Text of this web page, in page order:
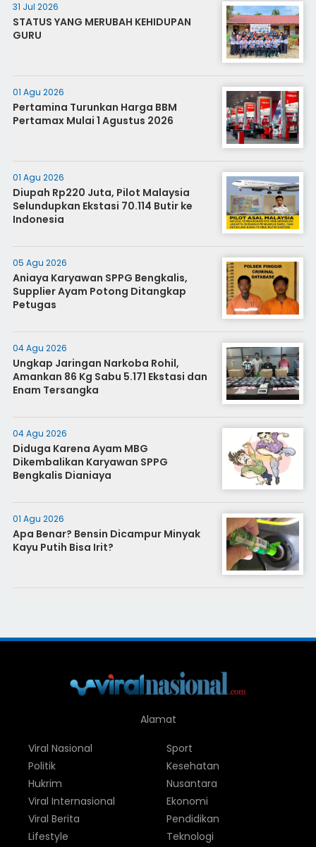
31 Jul 2026
STATUS YANG MERUBAH KEHIDUPAN
GURU
01 Agu 2026
Pertamina Turunkan Harga BBM
Pertamax Mulai 1 Agustus 2026
01 Agu 2026
Diupah Rp220 Juta, Pilot Malaysia
Selundupkan Ekstasi 70.114 Butir ke
Indonesia
05 Agu 2026
Aniaya Karyawan SPPG Bengkalis,
Supplier Ayam Potong Ditangkap
Petugas
04 Agu 2026
Ungkap Jaringan Narkoba Rohil,
Amankan 86 Kg Sabu 5.171 Ekstasi dan
Enam Tersangka
04 Agu 2026
Diduga Karena Ayam MBG
Dikembalikan Karyawan SPPG
Bengkalis Dianiaya
01 Agu 2026
Apa Benar? Bensin Dicampur Minyak
Kayu Putih Bisa Irit?
Alamat
Viral Nasional
Politik
Hukrim
Viral Internasional
Viral Berita
Lifestyle
Sport
Kesehatan
Nusantara
Ekonomi
Pendidikan
Teknologi